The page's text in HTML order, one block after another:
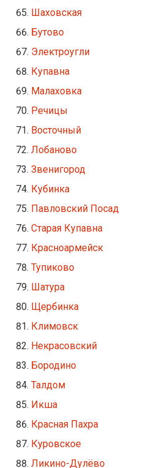
Шаховская
Бутово
Электроугли
Купавна
Малаховка
Речицы
Восточный
Лобаново
Звенигород
Кубинка
Павловский Посад
Старая Купавна
Красноармейск
Тупиково
Шатура
Щербинка
Климовск
Некрасовский
Бородино
Талдом
Икша
Красная Пахра
Куровское
Ликино-Дулёво